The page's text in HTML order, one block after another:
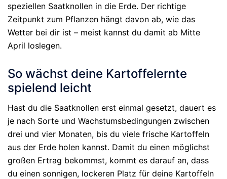
speziellen Saatknollen in die Erde. Der richtige
Zeitpunkt zum Pflanzen hängt davon ab, wie das
Wetter bei dir ist – meist kannst du damit ab Mitte
April loslegen.
So wächst deine Kartoffelernte
spielend leicht
Hast du die Saatknollen erst einmal gesetzt, dauert es
je nach Sorte und Wachstumsbedingungen zwischen
drei und vier Monaten, bis du viele frische Kartoffeln
aus der Erde holen kannst. Damit du einen möglichst
großen Ertrag bekommst, kommt es darauf an, dass
du einen sonnigen, lockeren Platz für deine Kartoffeln